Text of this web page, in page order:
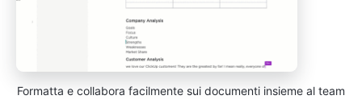
Formatta e collabora facilmente sui documenti insieme al team